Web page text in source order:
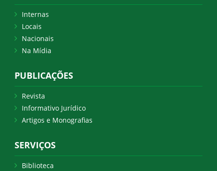
Internas
Locais
Nacionais
Na Mídia
PUBLICAÇÕES
Revista
Informativo Jurídico
Artigos e Monografias
SERVIÇOS
Biblioteca